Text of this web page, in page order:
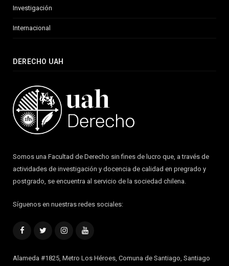
Investigación
Internacional
DERECHO UAH
Somos una Facultad de Derecho sin fines de lucro que, a través de
actividades de investigación y docencia de calidad en pregrado y
postgrado, se encuentra al servicio de la sociedad chilena.
Síguenos en nuestras redes sociales:
FacebookTwitterInstagramYouTube
Alameda #1825, Metro Los Héroes, Comuna de Santiago, Santiago